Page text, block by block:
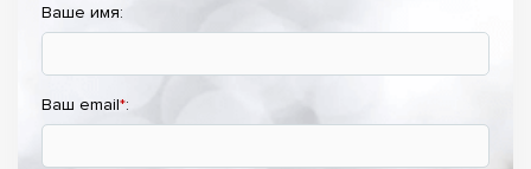
Ваше имя:
Ваш email*: